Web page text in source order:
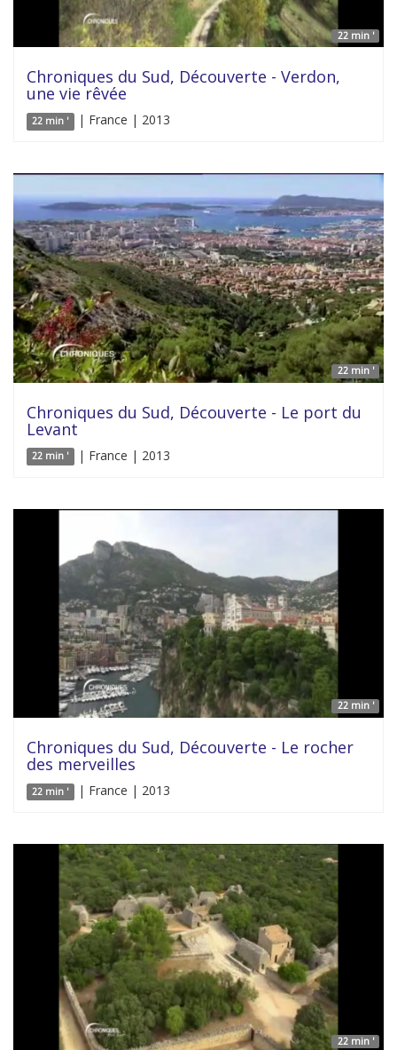
22 min '
Chroniques du Sud, Découverte - Verdon,
une vie rêvée
22 min ' | France | 2013
22 min '
Chroniques du Sud, Découverte - Le port du
Levant
22 min ' | France | 2013
22 min '
Chroniques du Sud, Découverte - Le rocher
des merveilles
22 min ' | France | 2013
22 min '